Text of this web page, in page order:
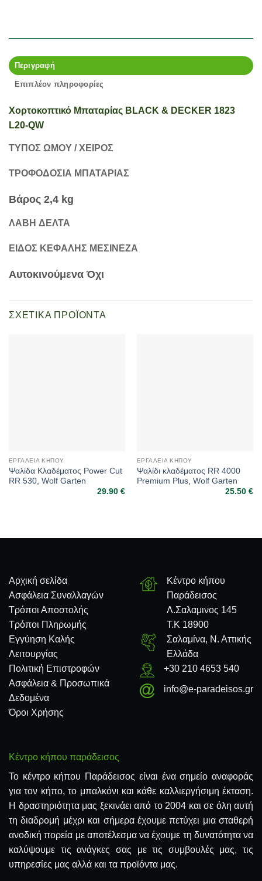
Περιγραφή
Επιπλέον πληροφορίες
Χορτοκοπτικό Μπαταρίας BLACK & DECKER 1823
L20-QW
ΤΎΠΟΣ ΏΜΟΥ / ΧΕΙΡΌΣ
ΤΡΟΦΟΔΟΣΊΑ ΜΠΑΤΑΡΊΑΣ
Βάρος 2,4 kg
ΛΑΒΉ ΔΈΛΤΑ
ΕΊΔΟΣ ΚΕΦΑΛΉΣ ΜΕΣΙΝΈΖΑ
Αυτοκινούμενα Όχι
ΣΧΕΤΙΚΆ ΠΡΟΪΌΝΤΑ
ΕΡΓΑΛΕΊΑ ΚΉΠΟΥ
Ψαλίδα Κλαδέματος Power Cut
RR 530, Wolf Garten
29.90€
ΕΡΓΑΛΕΊΑ ΚΉΠΟΥ
Ψαλίδι κλαδέματος RR 4000
Premium Plus, Wolf Garten
25.50€
Αρχική σελίδα
Ασφάλεια Συναλλαγών
Τρόποι Αποστολής
Τρόποι Πληρωμής
Εγγύηση Καλής
Λειτουργίας
Πολιτική Επιστροφών
Ασφάλεια & Προσωπικά
Δεδομένα
Όροι Χρήσης
Κέντρο κήπου
Παράδεισος
Λ.Σαλαμινος 145
Τ.Κ 18900
Σαλαμίνα, Ν. Αττικής
Ελλάδα
+30 210 4653 540
info@e-paradeisos.gr
Κέντρο κήπου παράδεισος
Το κέντρο κήπου Παράδεισος είναι ένα σημείο αναφοράς
για τον κήπο, το μπαλκόνι και κάθε καλλιεργήσιμη έκταση.
Η δραστηριότητα μας ξεκινάει από το 2004 και σε όλη αυτή
τη διαδρομή μέχρι και σήμερα έχουμε πετύχει μια σταθερή
ανοδική πορεία με αποτέλεσμα να έχουμε τη δυνατότητα να
καλύψουμε τις ανάγκες σας με τις συμβουλές μας, τις
υπηρεσίες μας αλλά και τα προϊόντα μας.